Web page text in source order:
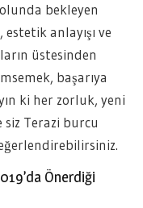
bekleyen
anlayışı ve
üstesinden
başarıya
ki her zorluk, yeni
Terazi burcu
Önerdiği